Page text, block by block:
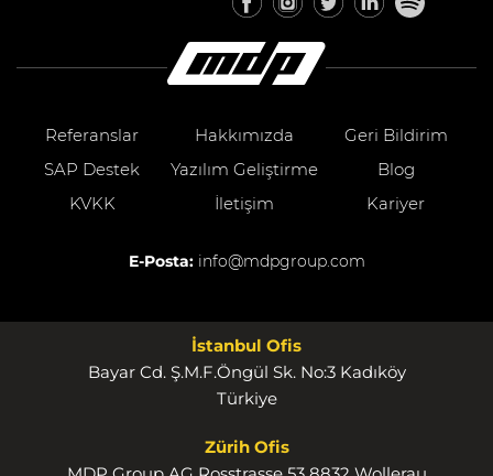
Referanslar Hakkımızda
Geri Bildirim
SAP Destek
Yazılım Geliştirme
Blog
KVKK
İletişim Kariyer
E-Posta: info@mdpgroup.com
İstanbul Ofis
Bayar Cd. Ş.M.F.Öngül Sk. No:3 Kadıköy
Türkiye
Zürih Ofis